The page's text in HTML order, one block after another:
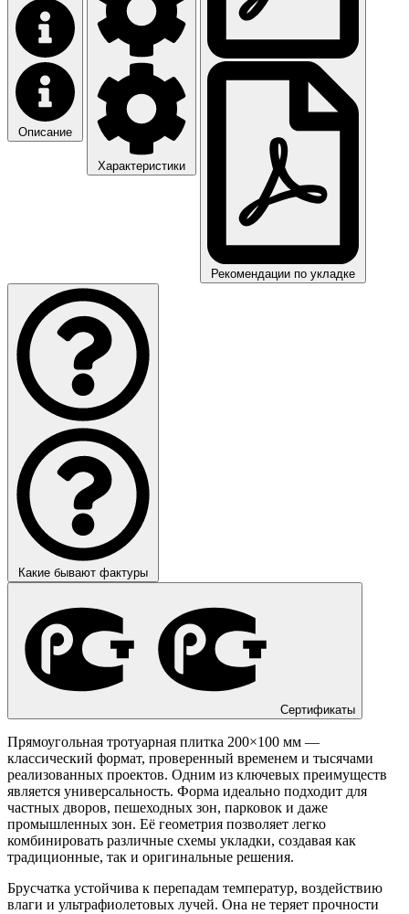
Описание
Характеристики
Рекомендации по укладке
Какие бывают фактуры
Сертификаты
Прямоугольная тротуарная плитка 200×100 мм —
классический формат, проверенный временем и тысячами
реализованных проектов. Одним из ключевых преимуществ
является универсальность. Форма идеально подходит для
частных дворов, пешеходных зон, парковок и даже
промышленных зон. Её геометрия позволяет легко
комбинировать различные схемы укладки, создавая как
традиционные, так и оригинальные решения.
Брусчатка устойчива к перепадам температур, воздействию
влаги и ультрафиолетовых лучей. Она не теряет прочности